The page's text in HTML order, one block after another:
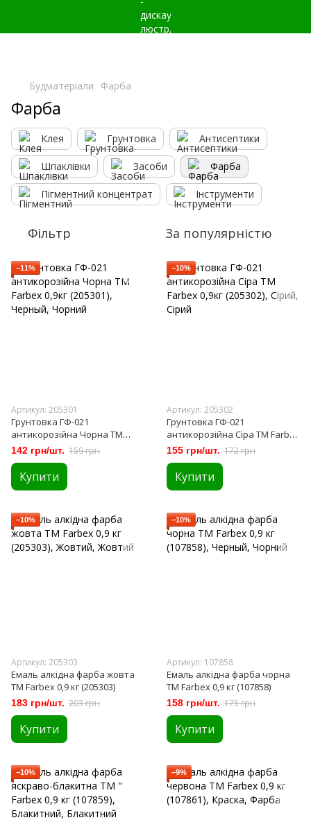
Будматеріали Фарба
Фарба
Клея Грунтовка Антисептики
Шпаклівки Засоби Фарба
Пігментний концентрат Інструменти
Фільтр За популярністю
−11%
Артикул: 205301
Грунтовка ГФ-021
антикорозійна Чорна ТМ
Farbex 0,9кг (205301)
142 грн/шт. 159 грн
Купити
−10%
Артикул: 205302
Грунтовка ГФ-021
антикорозійна Сіра ТМ Farbex
0,9кг (205302)
155 грн/шт. 172 грн
Купити
−10%
Артикул: 205303
Емаль алкідна фарба жовта
ТМ Farbex 0,9 кг (205303)
183 грн/шт. 203 грн
Купити
−10%
Артикул: 107858
Емаль алкідна фарба чорна
ТМ Farbex 0,9 кг (107858)
158 грн/шт. 175 грн
Купити
−10% −9%